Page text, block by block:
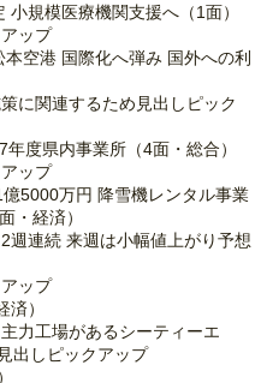
規模医療機関支援へ（1面）
ップ
空港 国際化へ弾み 国外への利
に関連するため見出しピック
度県内事業所（4面・総合）
ップ
5000万円 降雪機レンタル事業
・経済）
週連続 来週は小幅値上がり予想
ップ
）
力工場があるシーティーエ
出しピックアップ